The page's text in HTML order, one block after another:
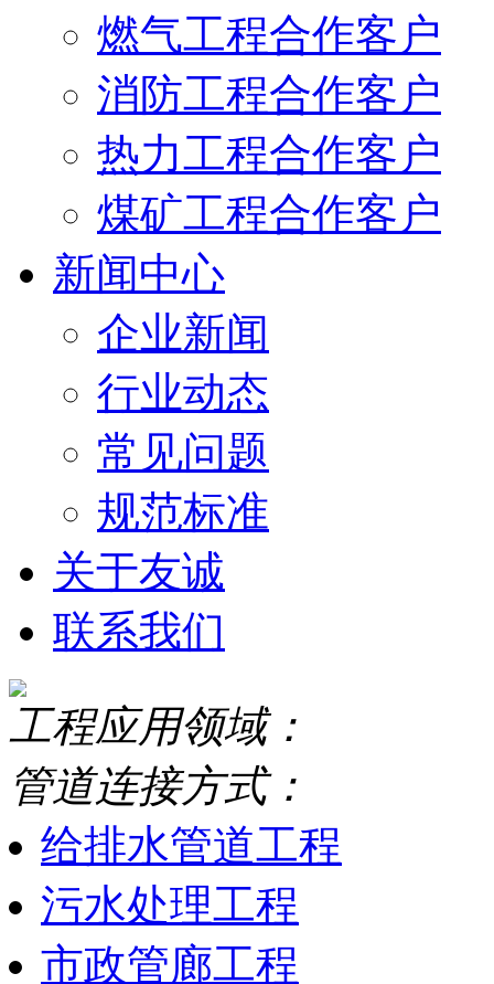
燃气工程合作客户
消防工程合作客户
热力工程合作客户
煤矿工程合作客户
新闻中心
企业新闻
行业动态
常见问题
规范标准
关于友诚
联系我们
工程应用领域：
管道连接方式：
给排水管道工程
污水处理工程
市政管廊工程